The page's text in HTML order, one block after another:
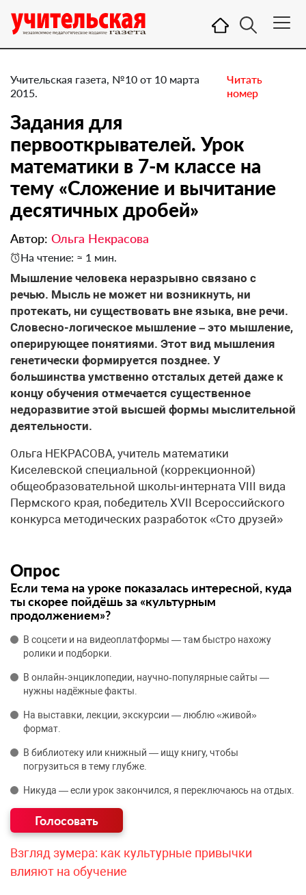
Учительская газета, №10 от 10 марта
2015.
Читать
номер
Задания для
первооткрывателей. Урок
математики в 7-м классе на
тему «Сложение и вычитание
десятичных дробей»
Автор: Ольга Некрасова
На чтение: ≈ 1 мин.
Мышление человека неразрывно связано с
речью. Мысль не может ни возникнуть, ни
протекать, ни существовать вне языка, вне речи.
Словесно-логическое мышление – это мышление,
оперирующее понятиями. Этот вид мышления
генетически формируется позднее. У
большинства умственно отсталых детей даже к
концу обучения отмечается существенное
недоразвитие этой высшей формы мыслительной
деятельности.
Ольга НЕКРАСОВА, учитель математики
Киселевской специальной (коррекционной)
общеобразовательной школы-интерната VIII вида
Пермского края, победитель XVII Всероссийского
конкурса методических разработок «Сто друзей»
Опрос
Если тема на уроке показалась интересной, куда
ты скорее пойдёшь за «культурным
продолжением»?
В соцсети и на видеоплатформы — там быстро нахожу
ролики и подборки.
В онлайн‑энциклопедии, научно‑популярные сайты —
нужны надёжные факты.
На выставки, лекции, экскурсии — люблю «живой»
формат.
В библиотеку или книжный — ищу книгу, чтобы
погрузиться в тему глубже.
Никуда — если урок закончился, я переключаюсь на отдых.
Взгляд зумера: как культурные привычки
влияют на обучение